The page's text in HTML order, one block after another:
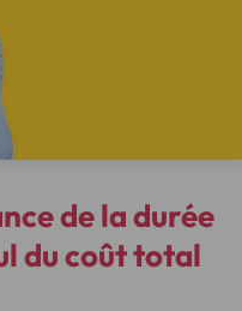
de la durée
du coût total